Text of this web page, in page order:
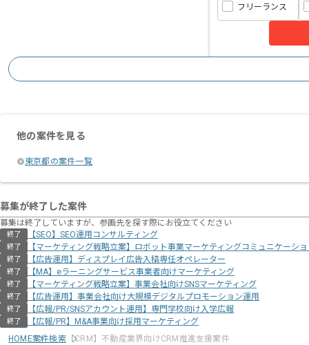
フリーランス
他の案件を見る
東京都の案件一覧
募集が終了した案件
募集は終了していますが、参画先を探す際にお役立てください
終了 【SEO】SEO運用コンサルティング
終了 【マーケティング戦略立案】ロボット事業マーケティングコミュニケーシ
終了 【広告運用】ディスプレイ広告入稿専任オペレーター
終了 【MA】eラーニングサービス事業者向けマーケティング
終了 【マーケティング戦略立案】事業会社向けSNSマーケティング
終了 【広告運用】事業会社向け大規模デジタルプロモーション運用
終了 【広報/PR/SNSアカウント運用】専門学校向け入学広報
終了
【広報/PR】M&A事業向け採用マーケティング
HOME案件検索【CRM】不動産業界向けCRM推進支援案件